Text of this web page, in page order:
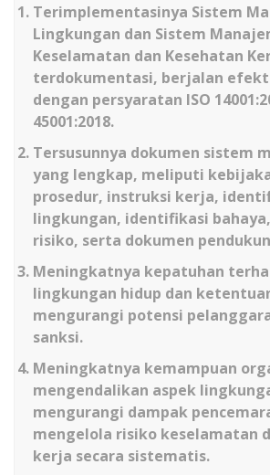
Terimplementasinya Sistem
Lingkungan dan Sistem
Keselamatan dan Kesehatan
terdokumentasi, berjalan
dengan persyaratan ISO
45001:2018.
Tersusunnya dokumen sistem
yang lengkap, meliputi
prosedur, instruksi kerja,
lingkungan, identifikasi
risiko, serta dokumen
Meningkatnya kepatuhan
lingkungan hidup dan
mengurangi potensi
sanksi.
Meningkatnya kemampuan
mengendalikan aspek
mengurangi dampak
mengelola risiko keselamatan
kerja secara sistematis.